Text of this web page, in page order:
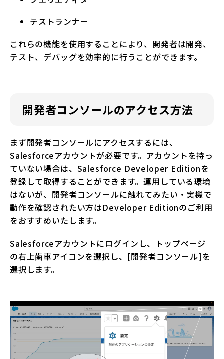
テストランナー
これらの機能を使用することにより、開発者は開発、
テスト、デバッグを効率的に行うことができます。
開発者コンソールのアクセス方法
まず開発者コンソールにアクセスするには、
Salesforceアカウントが必要です。アカウントを持っ
ていない場合は、Salesforce Developer Editionを
登録して取得することができます。運用している環境
はないが、開発者コンソールに触れてみたい・実機で
動作を確認されたい方はDeveloper Editionのご利用
をおすすめいたします。
Salesforceアカウントにログインし、トップページ
の右上歯車アイコンを選択し、[開発者コンソール]を
選択します。